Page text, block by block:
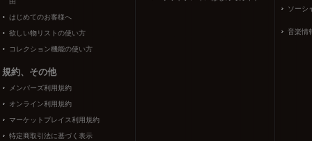
はじめてのお客様へ
欲しい物リストの使い方
コレクション機能の使い方
規約、その他
メンバーズ利用規約
オンライン利用規約
マーケットプレイス利用規約
特定商取引法に基づく表示
ソーシ
音楽情